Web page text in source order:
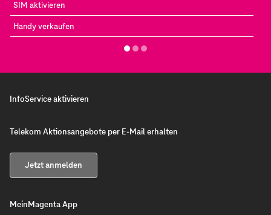
SIM aktivieren
Handy verkaufen
InfoService aktivieren
Telekom Aktionsangebote per E-Mail erhalten
Jetzt anmelden
MeinMagenta App